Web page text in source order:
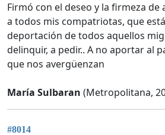
Firmó con el deseo y la firmeza de
a todos mis compatriotas, que
deportación de todos aquellos
delinquir, a pedir.. A no aportar al
que nos avergüenzan
María Sulbaran (Metropolitana,
#8014